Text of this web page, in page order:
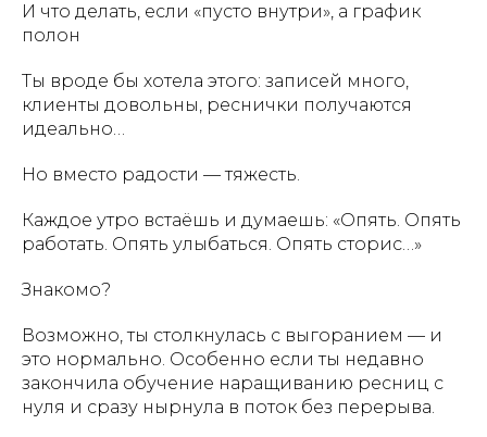
И что делать, если «пусто внутри», а график
полон
Ты вроде бы хотела этого: записей много,
клиенты довольны, реснички получаются
идеально…
Но вместо радости — тяжесть.
Каждое утро встаёшь и думаешь: «Опять. Опять
работать. Опять улыбаться. Опять сторис…»
Знакомо?
Возможно, ты столкнулась с выгоранием — и
это нормально. Особенно если ты недавно
закончила обучение наращиванию ресниц с
нуля и сразу нырнула в поток без перерыва.